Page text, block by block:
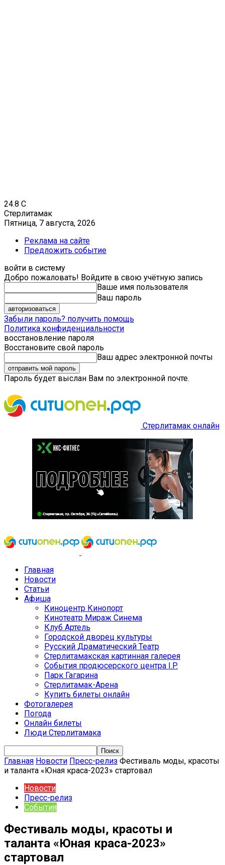
24.8 C
Стерлитамак
Пятница, 7 августа, 2026
Реклама на сайте
Предложить событие
войти в систему
Добро пожаловать! Войдите в свою учётную запись
Ваше имя пользователя
Ваш пароль
Забыли пароль? получить помощь
Политика конфиденциальности
восстановление пароля
Восстановите свой пароль
Ваш адрес электронной почты
Пароль будет выслан Вам по электронной почте.
Стерлитамак онлайн
Главная
Новости
Статьи
Афиша
Киноцентр Кинопорт
Кинотеатр Мираж Синема
Клуб Артель
Городской дворец культуры
Русский Драматический Театр
Стерлитамакская картинная галерея
События продюсерского центра I.P.
Парк Гагарина
Стерлитамак-Арена
Купить билеты онлайн
Фотогалерея
Погода
Онлайн билеты
Люди Стерлитамака
Главная Новости Пресс-релиз Фестиваль моды, красоты
и таланта «Юная краса-2023» стартовал
Новости
Пресс-релиз
События
Фестиваль моды, красоты и
таланта «Юная краса-2023»
стартовал